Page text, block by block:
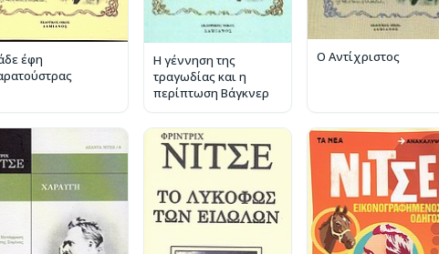
έφη
Η γέννηση της
τραγωδίας και η
περίπτωση Βάγκνερ
Ο Αντίχριστος